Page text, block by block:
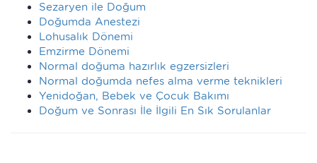
Sezaryen ile Doğum
Doğumda Anestezi
Lohusalık Dönemi
Emzirme Dönemi
Normal doğuma hazırlık egzersizleri
Normal doğumda nefes alma verme teknikleri
Yenidoğan, Bebek ve Çocuk Bakımı
Doğum ve Sonrası İle İlgili En Sık Sorulanlar